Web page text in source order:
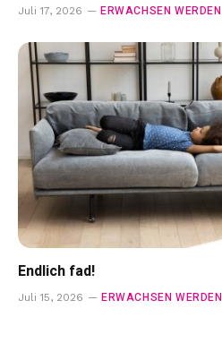
Juli 17, 2026 ERWACHSEN WERDEN
Endlich fad!
Juli 15, 2026 ERWACHSEN WERDEN